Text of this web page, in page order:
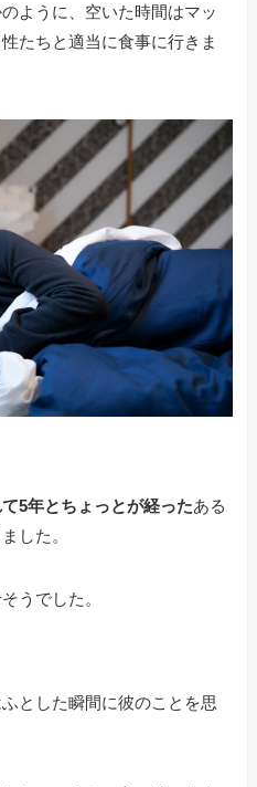
ように、空いた時間はマッ
たちと適当に食事に行きま
5年とちょっとが経ったある
した。
うでした。
とした瞬間に彼のことを思